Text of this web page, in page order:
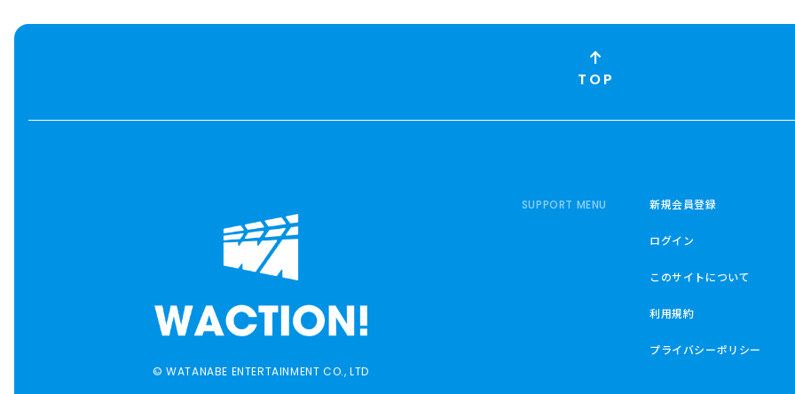
TOP
© WATANABE ENTERTAINMENT CO., LTD
SUPPORT MENU 新規会員登録
ログイン
このサイトについて
利用規約
プライバシーポリシー